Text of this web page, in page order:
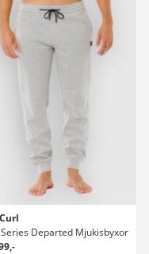
Departed Mjukisbyxor